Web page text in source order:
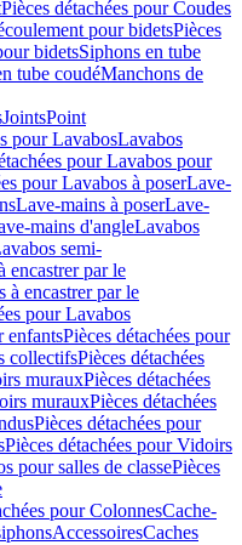
Pièces détachées pour Coudes
pour bidetsPièces
bidetsSiphons en tube
tube coudéManchons de
JointsPoint
pour LavabosLavabos
pour Lavabos pour
pour Lavabos à poserLave-
Lave-mains à poserLave-
mains d'angleLavabos
semi-
encastrer par le
à encastrer par le
pour Lavabos
enfantsPièces détachées pour
collectifsPièces détachées
murauxPièces détachées
murauxPièces détachées
Pièces détachées pour
Pièces détachées pour Vidoirs
pour salles de classePièces
pour ColonnesCache-
AccessoiresCaches